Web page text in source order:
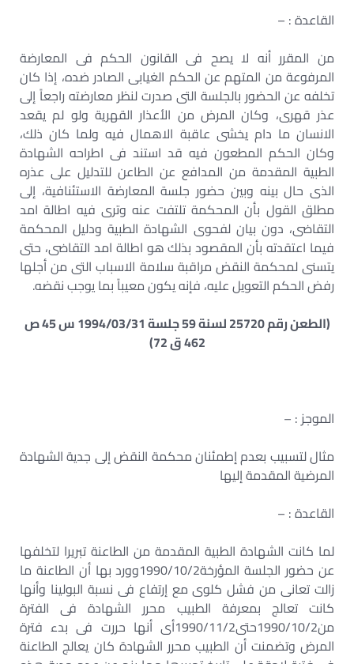
القاعدة : –
من المقرر أنه لا يصح فى القانون الحكم فى المعارضة
المرفوعة من المتهم عن الحكم الغيابى الصادر ضده، إذا كان
تخلفه عن الحضور بالجلسة التى صدرت لنظر معارضته راجعاً إلى
عذر قهرى، وكان المرض من الأعذار القهرية ولو لم يقعد
الانسان ما دام يخشى عاقبة الاهمال فيه ولما كان ذلك،
وكان الحكم المطعون فيه قد استند فى اطراحه الشهادة
الطبية المقدمة من المدافع عن الطاعن للتدليل على عذره
الذى حال بينه وبين حضور جلسة المعارضة الاستئنافية، إلى
مطلق القول بأن المحكمة تلتفت عنه وترى فيه اطالة امد
التقاضى، دون بيان لفحوى الشهادة الطبية ودليل المحكمة
فيما اعتقدته بأن المقصود بذلك هو اطالة امد التقاضى، حتى
يتسنى لمحكمة النقض مراقبة سلامة الاسباب التى من أجلها
رفض الحكم التعويل عليه، فإنه يكون معيباً بما يوجب نقضه.
(الطعن رقم 25720 لسنة 59 جلسة 1994/03/31 س 45 ص
462 ق 72)
الموجز : –
مثال لتسبيب بعدم إطمئنان محكمة النقض إلى جدية الشهادة
المرضية المقدمة إليها
القاعدة : –
لما كانت الشهادة الطبية المقدمة من الطاعنة تبريرا لتخلفها
عن حضور الجلسة المؤرخة1990/10/2وورد بها أن الطاعنة ما
زالت تعانى من فشل كلوى مع إرتفاع فى نسبة البولينا وأنها
كانت تعالج بمعرفة الطبيب محرر الشهادة فى الفترة
من1990/10/2حتى1990/11/2أى أنها حررت فى بدء فترة
المرض وتضمنت أن الطبيب محرر الشهادة كان يعالج الطاعنة